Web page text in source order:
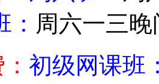
周六一三
初级网课班